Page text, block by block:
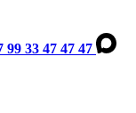
99 33 47 47 47